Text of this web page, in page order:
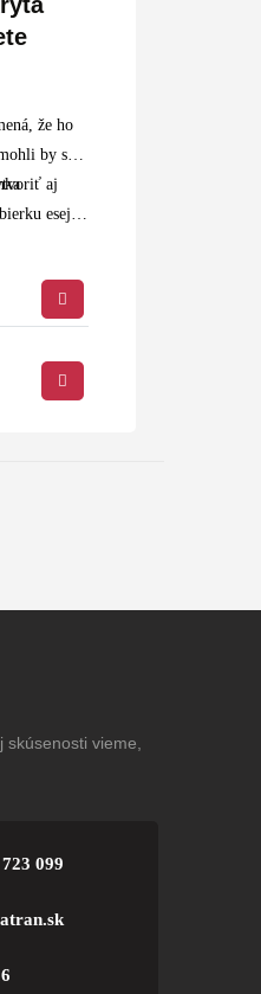
že ho
by sme
aj
esejí
vieme,
099